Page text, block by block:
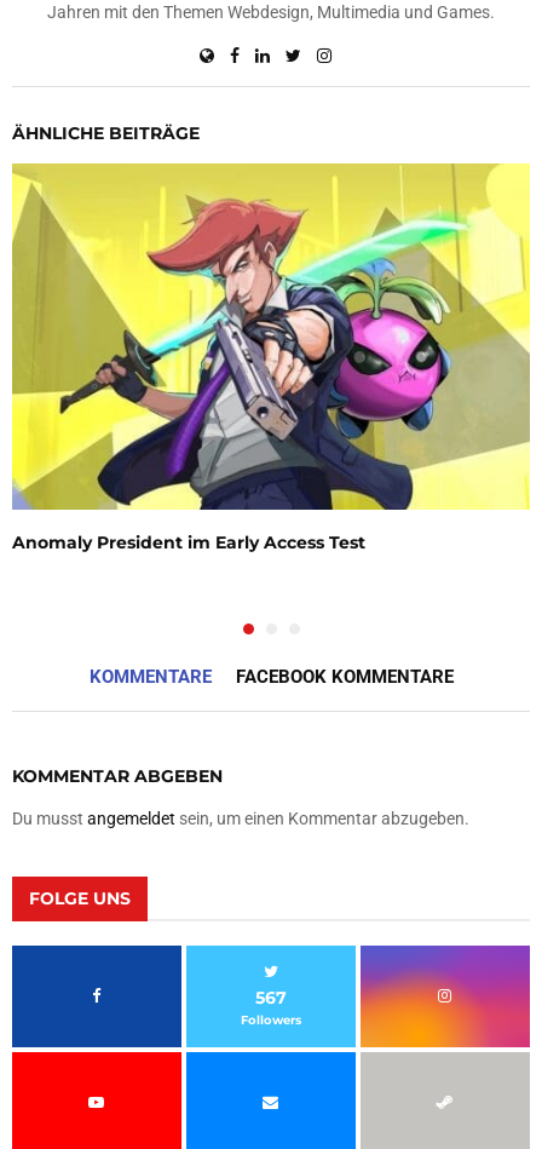
Jahren mit den Themen Webdesign, Multimedia und Games.
ÄHNLICHE BEITRÄGE
Anomaly President im Early Access Test
KOMMENTARE FACEBOOK KOMMENTARE
KOMMENTAR ABGEBEN
Du musst angemeldet sein, um einen Kommentar abzugeben.
FOLGE UNS
567
Followers